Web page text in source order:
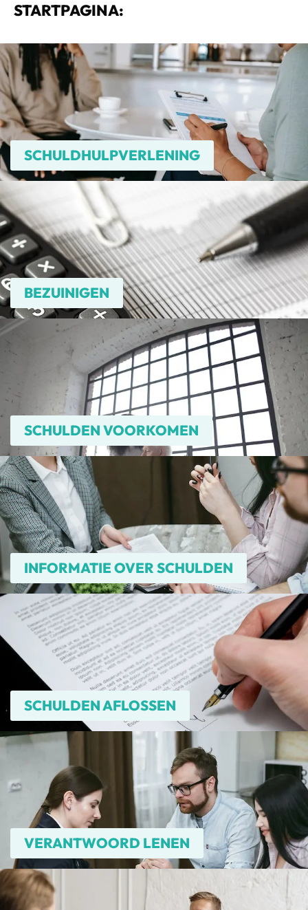
STARTPAGINA:
SCHULDHULPVERLENING
BEZUINIGEN
SCHULDEN VOORKOMEN
INFORMATIE OVER SCHULDEN
SCHULDEN AFLOSSEN
VERANTWOORD LENEN